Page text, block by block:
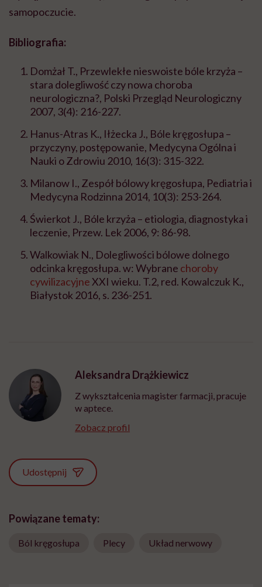
samopoczucie.
Bibliografia:
Domżał T., Przewlekłe nieswoiste bóle krzyża –
stara dolegliwość czy nowa choroba
neurologiczna?, Polski Przegląd Neurologiczny
2007, 3(4): 216-227.
Hanus-Atras K., Iłżecka J., Bóle kręgosłupa –
przyczyny, postępowanie, Medycyna Ogólna i
Nauki o Zdrowiu 2010, 16(3): 315-322.
Milanow I., Zespół bólowy kręgosłupa, Pediatria i
Medycyna Rodzinna 2014, 10(3): 253-264.
Świerkot J., Bóle krzyża – etiologia, diagnostyka i
leczenie, Przew. Lek 2006, 9: 86-98.
Walkowiak N., Dolegliwości bólowe dolnego
odcinka kręgosłupa. w: Wybrane choroby
cywilizacyjneXXI wieku. T.2, red. Kowalczuk K.,
Białystok 2016, s. 236-251.
Aleksandra Drążkiewicz
Z wykształcenia magister farmacji, pracuje
w aptece.
Zobacz profil
Udostępnij
Powiązane tematy:
Ból kręgosłupa Plecy Układ nerwowy